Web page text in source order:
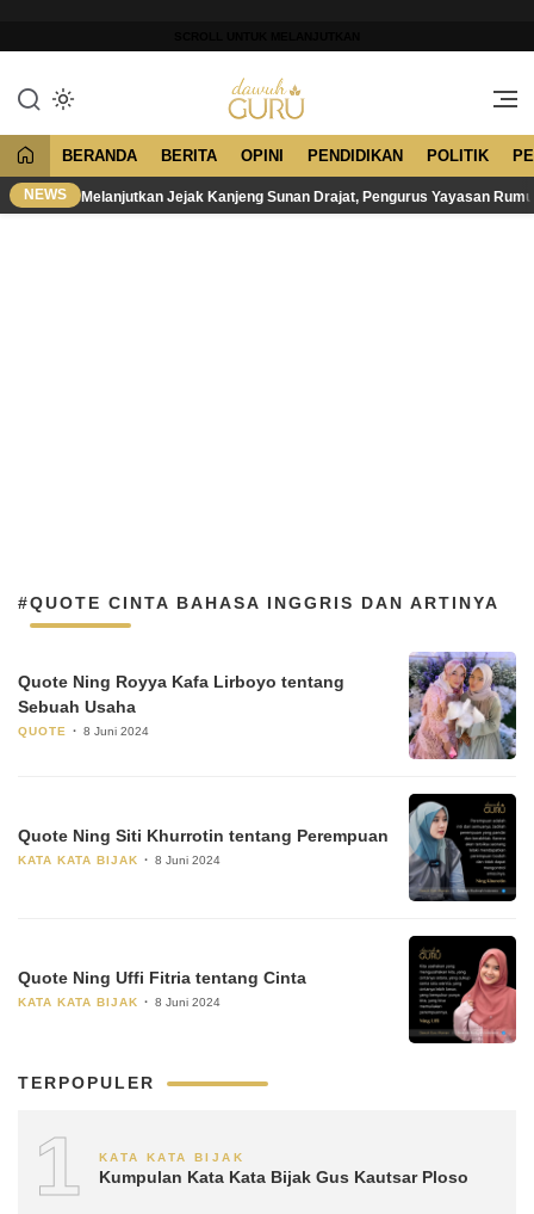
konten
Dawuh Guru
Merawat Tradisi, Membangun
BERANDA BERITA OPINI PENDIDIKAN POLITIK
NEWS Melanjutkan Jejak Kanjeng Sunan Drajat, Pengurus Yayasan
#QUOTE CINTA BAHASA INGGRIS DAN ARTINYA
Quote Ning Royya Kafa Lirboyo tentang
Sebuah Usaha
QUOTE 8 Juni 2024
Quote Ning Siti Khurrotin tentang Perempuan
KATA KATA BIJAK 8 Juni 2024
Quote Ning Uffi Fitria tentang Cinta
KATA KATA BIJAK 8 Juni 2024
TERPOPULER
1 KATA KATA BIJAK
Kumpulan Kata Kata Bijak Gus Kautsar Ploso